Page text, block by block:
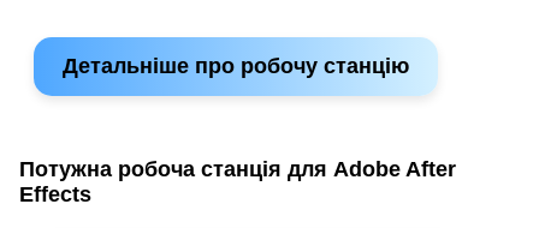
Детальніше про робочу станцію
Потужна робоча станція для Adobe After
Effects